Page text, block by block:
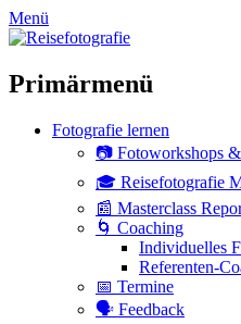
zum
Inhalt
Menü
Primärmenü
Fotografie lernen
📷 Fotoworkshops
🎓 Reisefotografie
📰 Masterclass
🌀 Coaching
Individuelles
Referenten-
📅 Termine
🗣 Feedback